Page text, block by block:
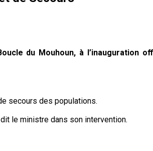
du Mouhoun, à l’inauguration
secours des populations.
le ministre dans son intervention.